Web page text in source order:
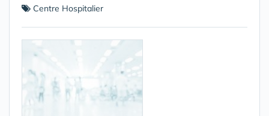
Centre Hospitalier